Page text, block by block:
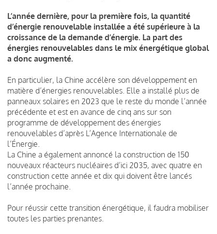
L’année dernière, pour la première fois, la quantité
d’énergie renouvelable installée a été supérieure à la
croissance de la demande d’énergie. La part des
énergies renouvelables dans le mix énergétique global
a donc augmenté.
En particulier, la Chine accélère son développement en
matière d’énergies renouvelables. Elle a installé plus de
panneaux solaires en 2023 que le reste du monde l’année
précédente et est en avance de cinq ans sur son
programme de développement des énergies
renouvelables d’après L’Agence Internationale de
l’Énergie.
La Chine a également annoncé la construction de 150
nouveaux réacteurs nucléaires d’ici 2035, avec quatre en
construction cette année et dix qui doivent être lancés
l’année prochaine.
Pour réussir cette transition énergétique, il faudra mobiliser
toutes les parties prenantes.